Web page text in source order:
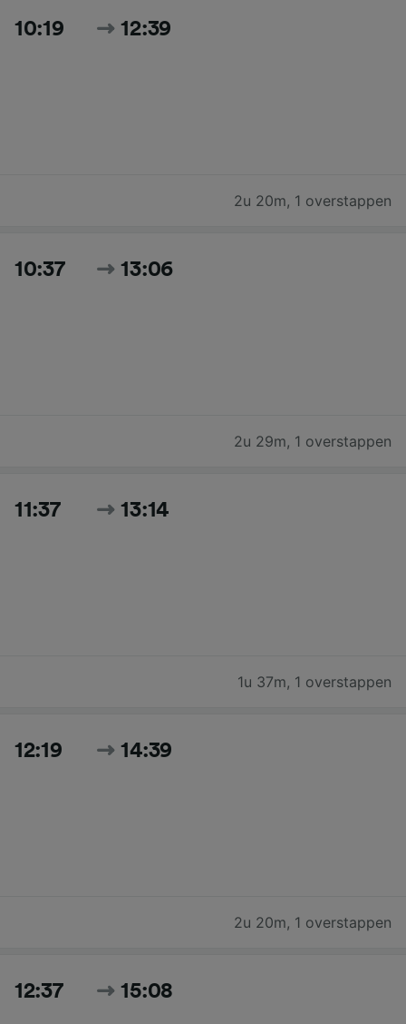
10:19 12:39
2u 20m, 1 overstappen
10:37 13:06
2u 29m, 1 overstappen
11:37 13:14
1u 37m, 1 overstappen
12:19 14:39
2u 20m, 1 overstappen
12:37 15:08